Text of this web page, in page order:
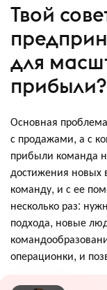
Твой
для
прибыли?
Основная
с продажами, а с
прибыли команда
достижения новых
команду, и с ее
несколько раз:
подхода, новые
операционки, и